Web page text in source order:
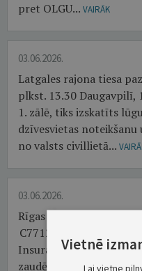
pret OLGU... VAIRĀK
03.06.2026.
Latgales rajona tiesa
plkst. 13.30 Daugavpilī,
1. zālē, tiks izskatīts
dzīvesvietas
no valsts civillietā...
03.06.2026.
Rīgas pilsētas tiesas
C771246725 (C-03797-
Insurance prasībā pret
zaudējumu piedziņu.
Vietnē
Lai vietne